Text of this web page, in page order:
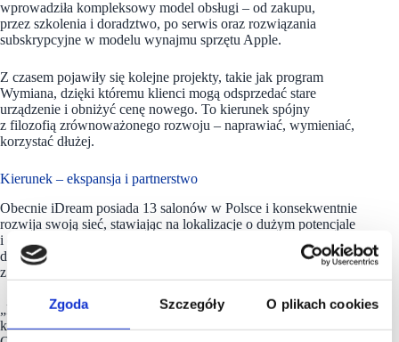
Zgoda Szczegóły O plikach cookies
wprowadziła kompleksowy model obsługi – od zakupu,
przez szkolenia i doradztwo, po serwis oraz rozwiązania
subskrypcyjne w modelu wynajmu sprzętu Apple.
Z czasem pojawiły się kolejne projekty, takie jak program
Wymiana, dzięki któremu klienci mogą odsprzedać stare
urządzenie i obniżyć cenę nowego. To kierunek spójny
z filozofią zrównoważonego rozwoju – naprawiać, wymieniać,
korzystać dłużej.
Kierunek – ekspansja i partnerstwo
Obecnie iDream posiada 13 salonów w Polsce i konsekwentnie
rozwija swoją sieć, stawiając na lokalizacje o dużym potencjale
i otoczeniu marek premium. W perspektywie najbliższych
dwóch lat marka zakłada dalszy dynamiczny rozwój sieci,
z ambicją co najmniej podwojenia liczby obecnych lokalizacji.
„Rozwój marki iDream następuje w kierunku oferowania
kompleksowej obsługi klienta w różnych kanałach sprzedaży.